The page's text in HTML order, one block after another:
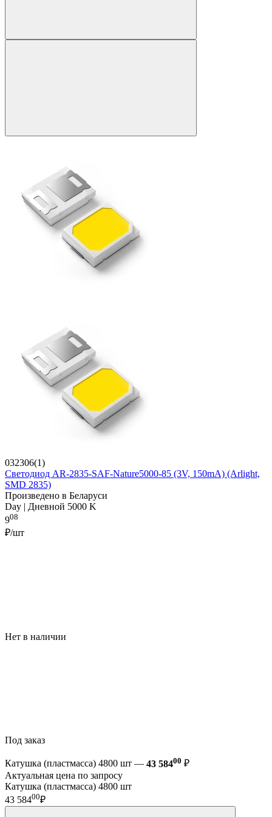
032306(1)
Светодиод AR-2835-SAF-Nature5000-85 (3V, 150mA) (Arlight,
SMD 2835)
Произведено в Беларуси
Day | Дневной 5000 K
908
₽/шт
Нет в наличии
Под заказ
Катушка (пластмасса) 4800 шт — 43 58400 ₽
Актуальная цена по запросу
Катушка (пластмасса) 4800 шт
43 58400₽